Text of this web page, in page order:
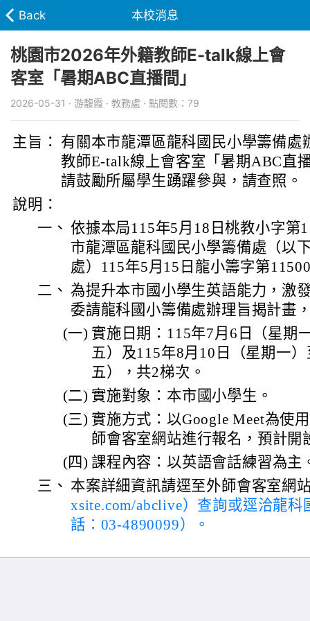
Back 本校消息
桃園市2026年外籍教師E-talk線上會
客室「暑期ABC直播間」
2026-05-31 · 游馥霞 · 教務處 · 點閱數：79
主旨： 有關本市龍潭區龍科國民小學籌備處
教師E-talk線上會客室「暑期ABC直
請鼓勵所屬學生踴躍參與，請查照。
說明：
一、 依據本局115年5月18日桃教小字第
市龍潭區龍科國民小學籌備處（以
處）115年5月15日龍小籌字第
二、 為提升本市國小學生英語能力，激
委請龍科國小籌備處辦理旨揭計畫
(一) 實施日期：115年7月6日（星期
五）及115年8月10日（星期一
五），共2梯次。
(二) 實施對象：本市國小學生。
(三) 實施方式：以Google Meet為使
師會客室網站進行報名，預計開
(四) 課程內容：以英語會話練習為主
三、 本案詳細資訊請逕至外師會客室網
xsite.com/abclive）查詢或逕洽龍
話：03-4890099）。